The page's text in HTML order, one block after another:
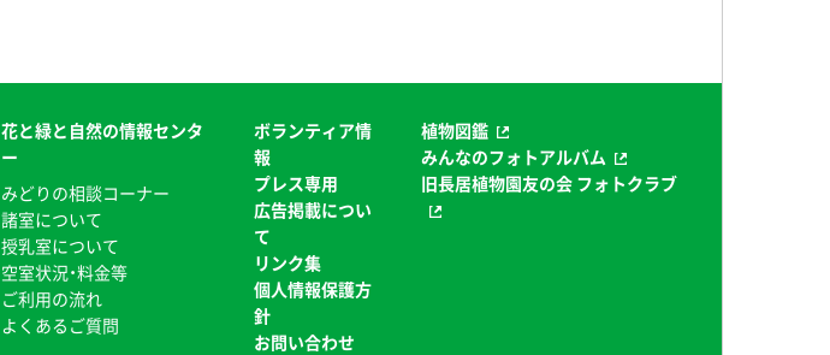
花と緑と自然の情報センタ
ー
みどりの相談コーナー
諸室について
授乳室について
空室状況・料金等
ご利用の流れ
よくあるご質問
ボランティア情
報
プレス専用
広告掲載につい
て
リンク集
個人情報保護方
針
お問い合わせ
植物図鑑
みんなのフォトアルバム
旧長居植物園友の会 フォトクラブ